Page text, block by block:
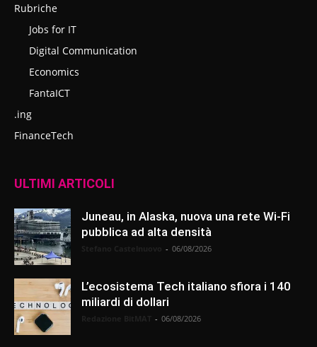
Rubriche
Jobs for IT
Digital Communication
Economics
FantaICT
.ing
FinanceTech
ULTIMI ARTICOLI
Juneau, in Alaska, nuova una rete Wi-Fi
pubblica ad alta densità
- 06/08/2026
L’ecosistema Tech italiano sfiora i 140
miliardi di dollari
- 06/08/2026